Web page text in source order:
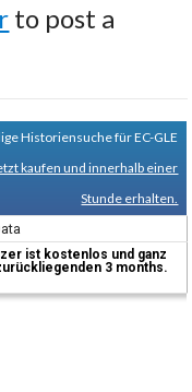
to post a
Historiensuche für EC-GLE
kaufen und innerhalb einer
Stunde erhalten.
ist kostenlos und ganz
3 months.